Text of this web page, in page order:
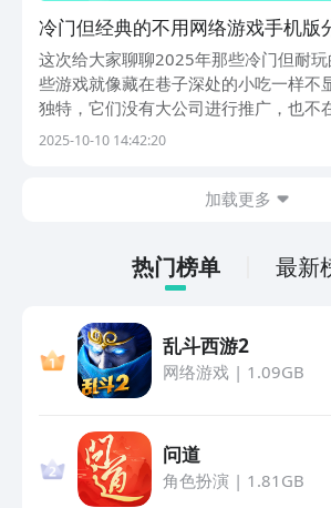
冷门但经典的不用网络游戏手机版
的游戏有什么
这次给大家聊聊2025年那些冷门但耐
些游戏就像藏在巷子深处的小吃一样不
独特，它们没有大公司进行推广，也不
但是玩起来特别的有味道，画面风格特
2025-10-10 14:42:20
加载更多
热门榜单 最新
乱斗西游2
网络游戏| 1.09GB
问道
角色扮演 | 1.81GB